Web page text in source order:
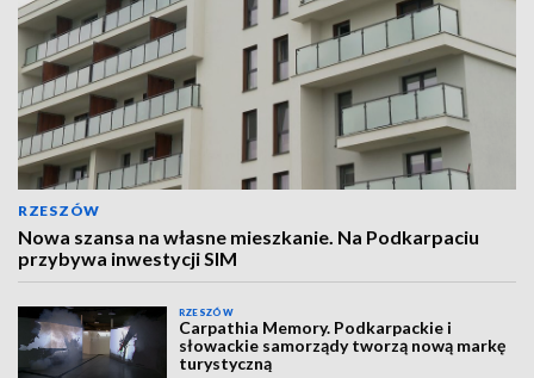
RZESZÓW
Nowa szansa na własne mieszkanie. Na Podkarpaciu
przybywa inwestycji SIM
RZESZÓW
Carpathia Memory. Podkarpackie i
słowackie samorządy tworzą nową markę
turystyczną